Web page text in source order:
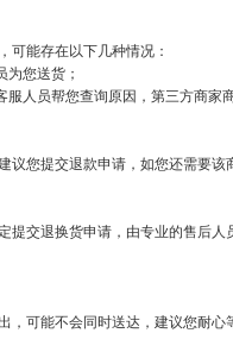
可能存在以下几种情况：
您送货；
人员帮您查询原因，第三方商家
您提交退款申请，如您还需要该
交退换货申请，由专业的售后人
，可能不会同时送达，建议您耐心